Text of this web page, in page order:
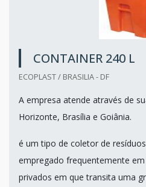
CONTAINER 240 L
ECOPLAST / BRASILIA - DF
A empresa atende através de
Horizonte, Brasília e Goiânia.
é um tipo de coletor de
empregado frequentemente
privados em que transita uma